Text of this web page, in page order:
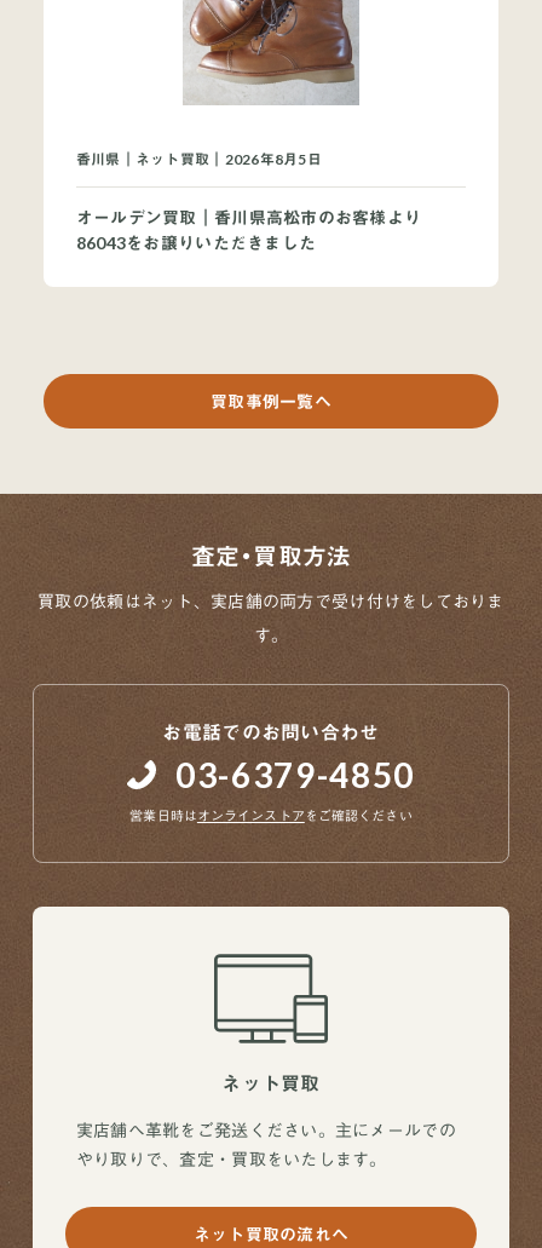
香川県｜ネット買取｜2026年8月5日
オールデン買取｜香川県高松市のお客様より
86043をお譲りいただきました
買取事例一覧へ
査定・買取方法
買取の依頼はネット、実店舗の両方で受け付けをしておりま
す。
お電話でのお問い合わせ
03-6379-4850
営業日時はオンラインストア をご確認ください
ネット買取
実店舗へ革靴をご発送ください。主にメールでの
やり取りで、査定・買取をいたします。
ネット買取の流れへ